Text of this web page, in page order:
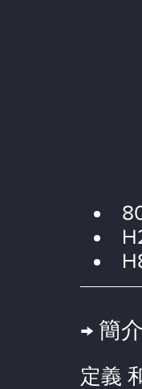
→ 簡
定義